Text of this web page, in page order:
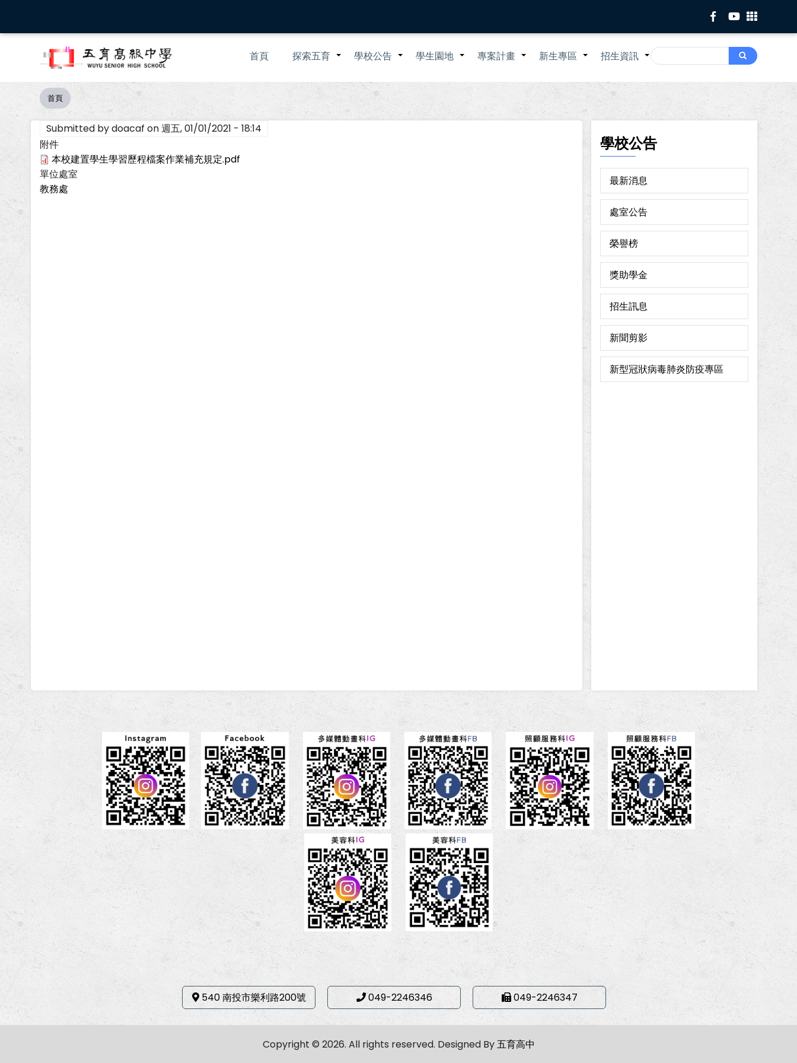
主
Search
Search
Main
navigation
首頁 +
探索五育 +
學校公告 +
學生園地 +
專案計畫 +
新生專區 +
招生資訊
導
航
連
結
首頁
Submitted bydoacaf on週五, 01/01/2021 - 18:14
附件
本校建置學生學習歷程檔案作業補充規定.pdf
單位處室
教務處
學校公告
最新消息
處室公告
榮譽榜
獎助學金
招生訊息
新聞剪影
新型冠狀病毒肺炎防疫專區
540 南投市樂利路200號 049-2246346 049-2246347
Copyright © 2026. All rights reserved. Designed By五育高中